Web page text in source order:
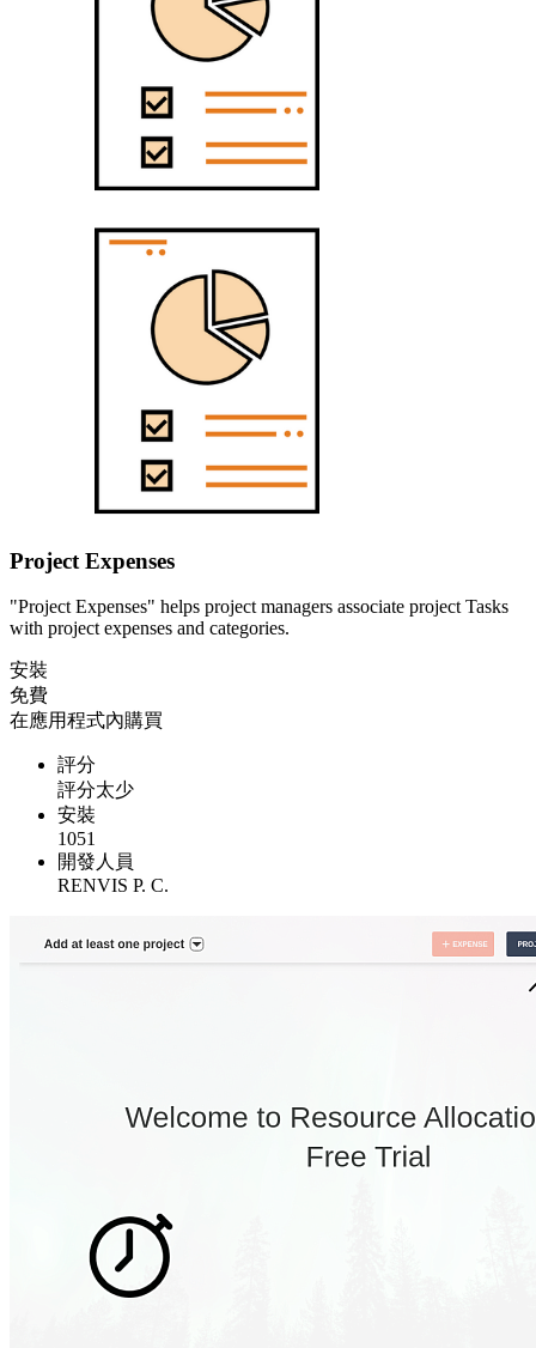
Project Expenses
"Project Expenses" helps project managers associate project Tasks
with project expenses and categories.
安裝
免費
在應用程式內購買
評分
評分太少
安裝
1051
開發人員
RENVIS P. C.